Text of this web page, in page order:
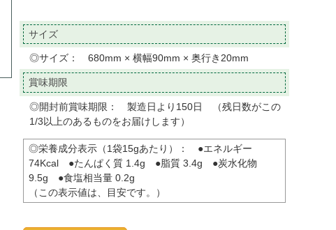
サイズ
◎サイズ： 680mm × 横幅90mm × 奥行き20mm
賞味期限
◎開封前賞味期限： 製造日より150日 （残日数がこの
1/3以上のあるものをお届けします）
◎栄養成分表示（1袋15gあたり）： ●エネルギー
74Kcal ●たんぱく質 1.4g ●脂質 3.4g ●炭水化物
9.5g ●食塩相当量 0.2g
（この表示値は、目安です。）